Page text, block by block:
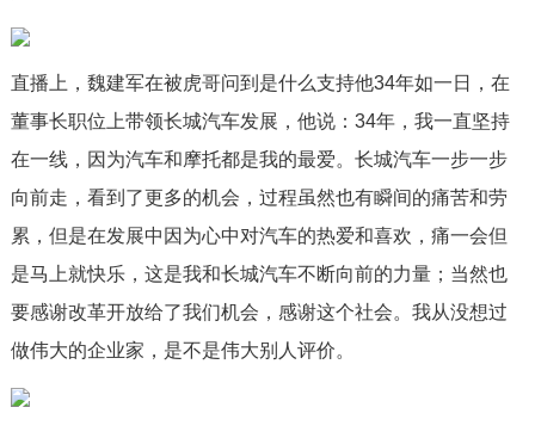
直播上，魏建军在被虎哥问到是什么支持他34年如一日，在
董事长职位上带领长城汽车发展，他说：34年，我一直坚持
在一线，因为汽车和摩托都是我的最爱。长城汽车一步一步
向前走，看到了更多的机会，过程虽然也有瞬间的痛苦和劳
累，但是在发展中因为心中对汽车的热爱和喜欢，痛一会但
是马上就快乐，这是我和长城汽车不断向前的力量；当然也
要感谢改革开放给了我们机会，感谢这个社会。我从没想过
做伟大的企业家，是不是伟大别人评价。